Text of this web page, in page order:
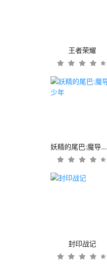
王者荣耀
妖精的尾巴:魔导少年
封印战记